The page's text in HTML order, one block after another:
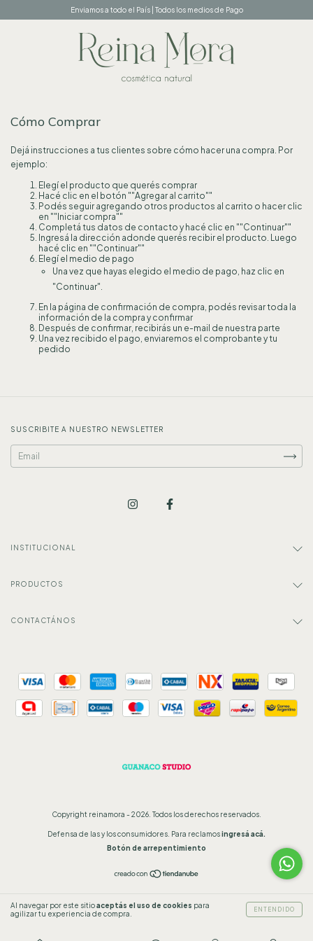
Enviamos a todo el País | Todos los medios de Pago
Al navegar por este sitioaceptás el uso de cookies para
agilizar tu experiencia de compra.
ENTENDIDO
Cómo Comprar
Dejá instrucciones a tus clientes sobre cómo hacer una compra. Por
ejemplo:
Elegí el producto que querés comprar
Hacé clic en el botón ""Agregar al carrito""
Podés seguir agregando otros productos al carrito o hacer clic
en ""Iniciar compra""
Completá tus datos de contacto y hacé clic en ""Continuar""
Ingresá la dirección adonde querés recibir el producto. Luego
hacé clic en ""Continuar""
Elegí el medio de pago
Una vez que hayas elegido el medio de pago, haz clic en
"Continuar".
En la página de confirmación de compra, podés revisar toda la
información de la compra y confirmar
Después de confirmar, recibirás un e-mail de nuestra parte
Una vez recibido el pago, enviaremos el comprobante y tu
pedido
SUSCRIBITE A NUESTRO NEWSLETTER
INSTITUCIONAL
PRODUCTOS
CONTACTÁNOS
Copyright reinamora - 2026. Todos los derechos reservados.
Defensa de las y los consumidores. Para reclamosingresá acá.
Botón de arrepentimiento